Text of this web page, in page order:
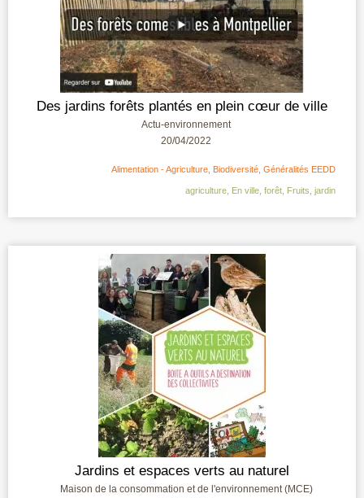
Des jardins forêts plantés en plein cœur de ville
Actu-environnement
20/04/2022
Alimentation - Agriculture Biodiversité Généralités EEDD
agriculture En ville forêt Fruits jardin
Jardins et espaces verts au naturel
Maison de la consommation et de l'environnement (MCE)